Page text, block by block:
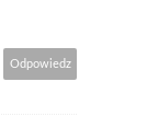
Odpowiedz